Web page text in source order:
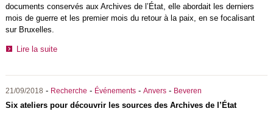
documents conservés aux Archives de l’État, elle abordait les derniers
mois de guerre et les premier mois du retour à la paix, en se focalisant
sur Bruxelles.
Lire la suite
21/09/2018 - Recherche - Événements- Anvers- Beveren
Six ateliers pour découvrir les sources des Archives de l’État